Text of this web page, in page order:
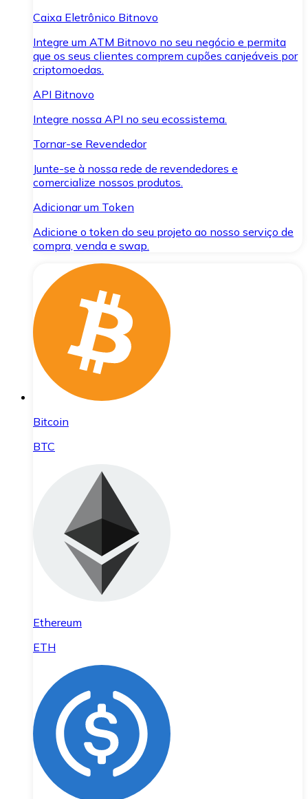
Caixa Eletrônico Bitnovo
Integre um ATM Bitnovo no seu negócio e permita
que os seus clientes comprem cupões canjeáveis por
criptomoedas.
API Bitnovo
Integre nossa API no seu ecossistema.
Tornar-se Revendedor
Junte-se à nossa rede de revendedores e
comercialize nossos produtos.
Adicionar um Token
Adicione o token do seu projeto ao nosso serviço de
compra, venda e swap.
Bitcoin
BTC
Ethereum
ETH